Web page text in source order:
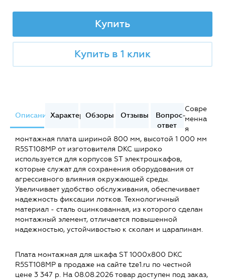
Купить
Купить в 1 клик
ОписаниеХарактеристики
Обзоры Отзывы
Вопрос-
ответ
Совре
менна
я
монтажная плата шириной 800 мм, высотой 1 000 мм
R5ST108MP от изготовителя DKC широко
используется для корпусов ST электрошкафов,
которые служат для сохранения оборудования от
агрессивного влияния окружающей среды.
Увеличивает удобство обслуживания, обеспечивает
надежность фиксации лотков. Технологичный
материал - сталь оцинкованная, из которого сделан
монтажный элемент, отличается повышенной
надежностью, устойчивостью к сколам и царапинам.
Плата монтажная для шкафа ST 1000х800 DKC
R5ST108MP в продаже на сайте tze1.ru по честной
цене 3 347 р. На 08.08.2026 товар доступен под заказ,